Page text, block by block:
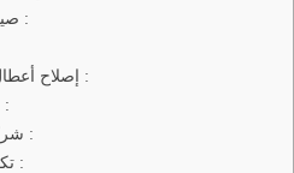
صيانة مواسير الغاز المركزي بمكة :
إصلاح أعطال الغاز المركزي بمكة بسرعة :
صيانة أنظمة الغاز للفلل بمكة :
شركة غاز مركزي بمكة مع ضمان :
تكلفة صيانة الغاز المركزي بمكة :